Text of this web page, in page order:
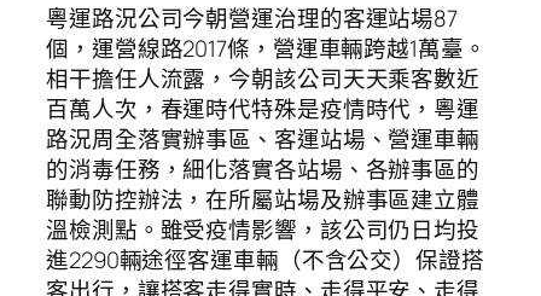
粵運路況公司今朝營運治理的客運站場87
個，運營線路2017條，營運車輛跨越1萬臺。
相干擔任人流露，今朝該公司天天乘客數近
百萬人次，春運時代特殊是疫情時代，粵運
路況周全落實辦事區、客運站場、營運車輛
的消毒任務，細化落實各站場、各辦事區的
聯動防控辦法，在所屬站場及辦事區建立體
溫檢測點。雖受疫情影響，該公司仍日均投
進2290輛途徑客運車輛（不含公交）保證搭